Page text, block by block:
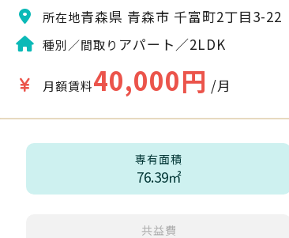
所在地青森県 青森市 千富町2丁目3-22
種別／間取り アパート／2LDK
月額賃料40,000円 /月
専有面積
76.39㎡
共益費